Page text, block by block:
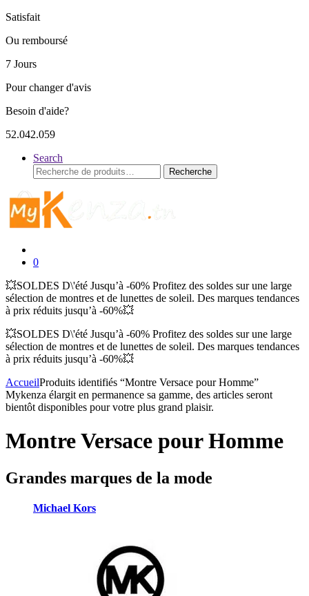
Satisfait
Ou remboursé
7 Jours
Pour changer d'avis
Besoin d'aide?
52.042.059
Search
Recherche
pour :
Recherche
0
💥SOLDES D\'été Jusqu’à -60% Profitez des soldes sur une large
sélection de montres et de lunettes de soleil. Des marques tendances
à prix réduits jusqu’à -60%💥
💥SOLDES D\'été Jusqu’à -60% Profitez des soldes sur une large
sélection de montres et de lunettes de soleil. Des marques tendances
à prix réduits jusqu’à -60%💥
AccueilProduits identifiés “Montre Versace pour Homme”
Mykenza élargit en permanence sa gamme, des articles seront
bientôt disponibles pour votre plus grand plaisir.
Montre Versace pour Homme
Grandes marques de la mode
Michael Kors